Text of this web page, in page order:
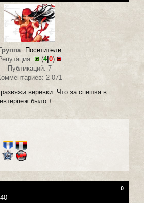
: Посетители
(4| 0)
Публикаций: 7
2 071
веревки. Что за спешка в
было.+
0